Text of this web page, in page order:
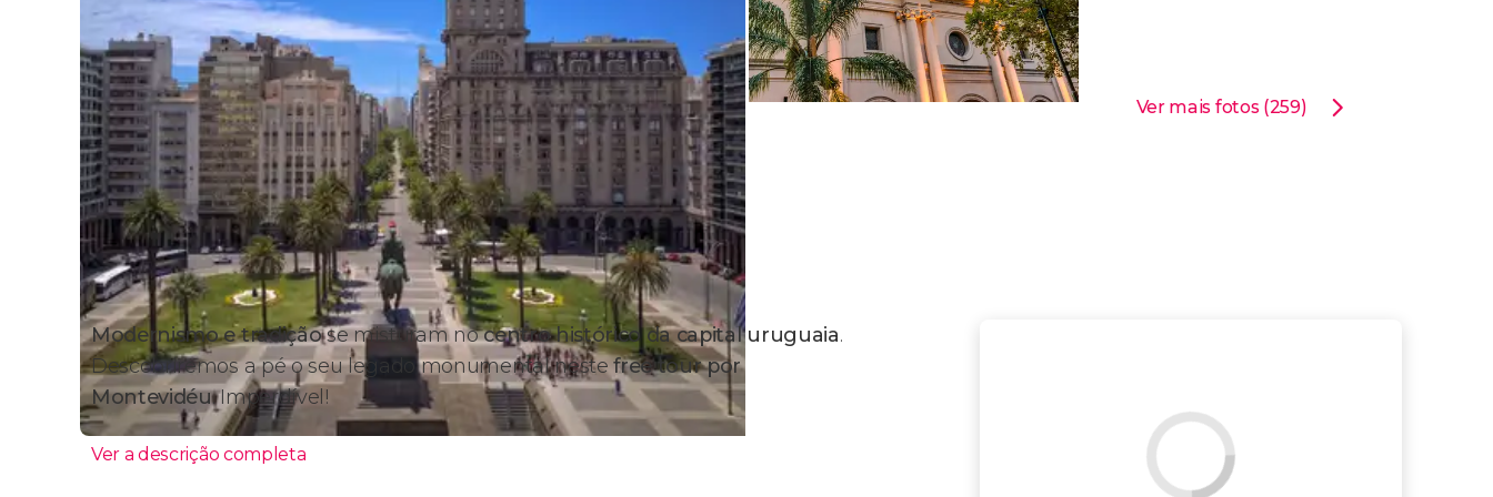
Ver mais fotos (259)
Modernismo e tradiçãose misturam nocentro histórico da capital uruguaia.
Descobriremos a pé o seu legado monumental nestefree tour por
Montevidéu. Imperdível!
Ver a descrição completa